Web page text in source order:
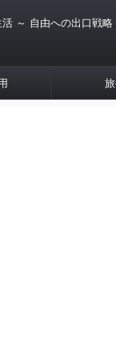
～ 自由への出口戦略